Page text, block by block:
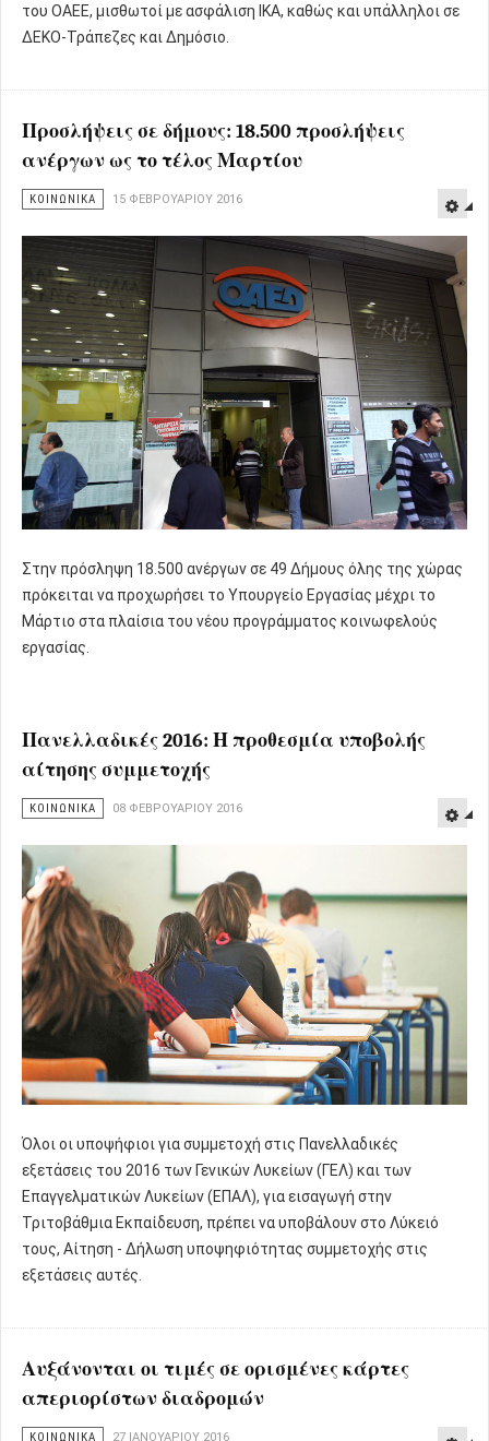
του ΟΑΕΕ, μισθωτοί με ασφάλιση ΙΚΑ, καθώς και υπάλληλοι σε
ΔΕΚΟ-Τράπεζες και Δημόσιο.
Προσλήψεις σε δήμους: 18.500 προσλήψεις
ανέργων ως το τέλος Μαρτίου
ΚΟΙΝΩΝΙΚΑ 15 ΦΕΒΡΟΥΑΡΊΟΥ 2016
Στην πρόσληψη 18.500 ανέργων σε 49 Δήμους όλης της χώρας
πρόκειται να προχωρήσει το Υπουργείο Εργασίας μέχρι το
Μάρτιο στα πλαίσια του νέου προγράμματος κοινωφελούς
εργασίας.
Πανελλαδικές 2016: Η προθεσμία υποβολής
αίτησης συμμετοχής
ΚΟΙΝΩΝΙΚΑ 08 ΦΕΒΡΟΥΑΡΊΟΥ 2016
Όλοι οι υποψήφιοι για συμμετοχή στις Πανελλαδικές
εξετάσεις του 2016 των Γενικών Λυκείων (ΓΕΛ) και των
Επαγγελματικών Λυκείων (ΕΠΑΛ), για εισαγωγή στην
Τριτοβάθμια Εκπαίδευση, πρέπει να υποβάλουν στο Λύκειό
τους, Αίτηση - Δήλωση υποψηφιότητας συμμετοχής στις
εξετάσεις αυτές.
Αυξάνονται οι τιμές σε ορισμένες κάρτες
απεριορίστων διαδρομών
ΚΟΙΝΩΝΙΚΑ 27 ΙΑΝΟΥΑΡΊΟΥ 2016